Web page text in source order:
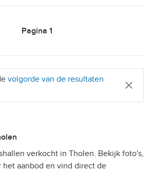
Pagina 1
volgorde van de resultaten
verkocht in Tholen. Bekijk foto's,
aanbod en vind direct de